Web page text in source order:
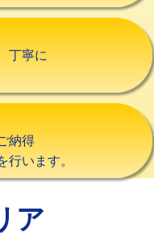
16,500円
3,300円
丁寧に
納得
行います。
ア